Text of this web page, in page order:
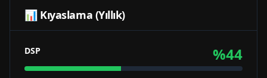
📊 Kıyaslama (Yıllık)
DSP %44